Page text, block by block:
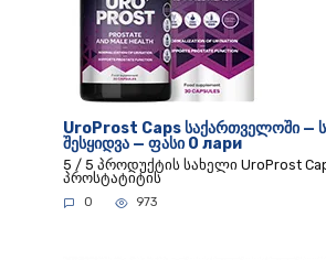
UroProst Caps საქართველოში —
შესყიდვა — ფასი 0 лари
5 / 5 პროდუქტის სახელი UroProst
პროსტატიტის
0 973